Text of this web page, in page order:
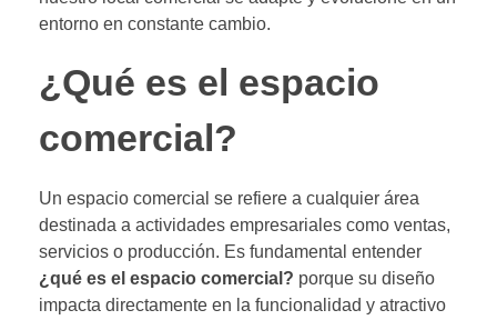
entorno en constante cambio.
¿Qué es el espacio
comercial?
Un espacio comercial se refiere a cualquier área
destinada a actividades empresariales como ventas,
servicios o producción. Es fundamental entender
¿qué es el espacio comercial? porque su diseño
impacta directamente en la funcionalidad y atractivo